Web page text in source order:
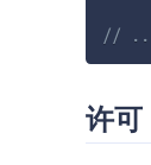
//
许可